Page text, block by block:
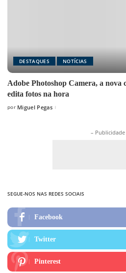
DESTAQUES NOTÍCIAS
Adobe Photoshop Camera, a nova
edita fotos na hora
Posted
por Miguel Pegas
– Publicidade
SEGUE-NOS NAS REDES SOCIAIS
Facebook
Twitter
Pinterest